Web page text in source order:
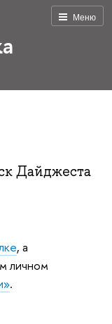
Меню
Дайджеста
, а
личном
.